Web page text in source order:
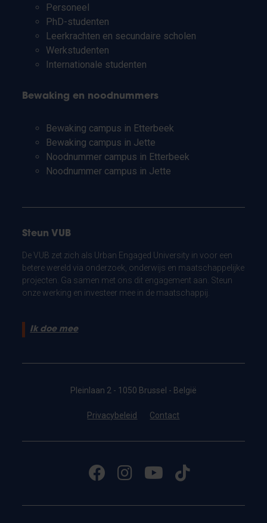
Personeel
PhD-studenten
Leerkrachten en secundaire scholen
Werkstudenten
Internationale studenten
Bewaking en noodnummers
Bewaking campus in Etterbeek
Bewaking campus in Jette
Noodnummer campus in Etterbeek
Noodnummer campus in Jette
Steun VUB
De VUB zet zich als Urban Engaged University in voor een
betere wereld via onderzoek, onderwijs en maatschappelijke
projecten. Ga samen met ons dit engagement aan. Steun
onze werking en investeer mee in de maatschappij.
Ik doe mee
Pleinlaan 2 - 1050 Brussel - België
Privacybeleid Contact